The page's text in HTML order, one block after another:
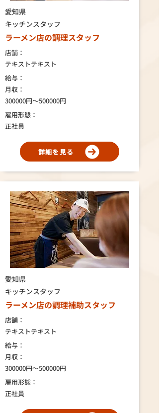
愛知県
キッチンスタッフ
ラーメン店の調理スタッフ
店舗：
テキストテキスト
給与：
月収：
300000円～500000円
雇用形態：
正社員
詳細を見る
愛知県
キッチンスタッフ
ラーメン店の調理補助スタッフ
店舗：
テキストテキスト
給与：
月収：
300000円～500000円
雇用形態：
正社員